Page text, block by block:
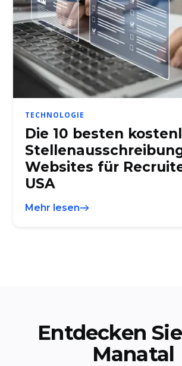
TECHNOLOGIE
Die 10 besten
Websites für
USA
Mehr lesen
Entdecken
Manatal